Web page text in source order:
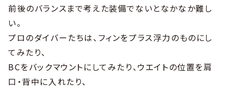
前後のバランスまで考えた装備でないとなかなか難し
い。
プロのダイバーたちは、フィンをプラス浮力のものにし
てみたり、
BCをバックマウントにしてみたり、ウエイトの位置を肩
口・背中に入れたり、